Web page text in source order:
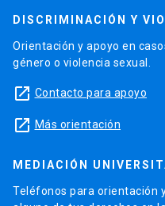
DISCRIMINACIÓN Y
Orientación y apoyo en
género o violencia sexual.
launch Contacto para apoyo
launch Más orientación
MEDIACIÓN
Teléfonos para orientación